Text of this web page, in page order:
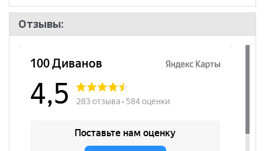
Количество
полок
9
Штанга
да
Бренд
Комната
Прихожая, Спальня
Отзывы: